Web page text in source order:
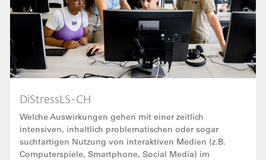
DiStressLS-CH
Welche Auswirkungen gehen mit einer zeitlich
intensiven, inhaltlich problematischen oder sogar
suchtartigen Nutzung von interaktiven Medien (z.B.
Computerspiele, Smartphone, Social Media) im